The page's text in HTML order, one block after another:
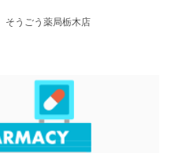
そうごう薬局栃木店